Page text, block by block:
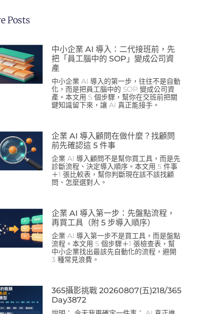
Posts
中小企業 AI 導入：二代接班前，先
把「員工腦中的 SOP」變成公司資
產
中小企業 AI 導入的第一步，往往不是自動
化，而是把員工腦中的 SOP 變成公司資
產。本文用 5 個步驟，幫你在交班前把關
鍵知識留下來，讓 AI 真正能接手。
企業 AI 導入顧問在做什麼？找顧問
前先確認這 5 件事
企業 AI 導入顧問不是幫你買工具，而是先
診斷流程、決定導入順序。本文用 5 件事
＋1 張比較表，幫你判斷現在該不該找顧
問、怎麼選對人。
企業 AI 導入第一步：先盤點流程，
再買工具（附 5 步導入順序）
企業 AI 導入第一步不是買工具，而是盤點
流程。本文用 5 個步驟＋1 張檢查表，幫
中小企業找出最該先自動化的流程，避開
3 種常見浪費。
365攝影挑戰 20260807(五)218/365
Day3872